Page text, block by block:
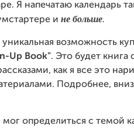
Я напечатаю календарь
и не больше.
уникальная возможность
Up Book". Это будет книга
как я все это
Подробнее,
мог определиться с темой